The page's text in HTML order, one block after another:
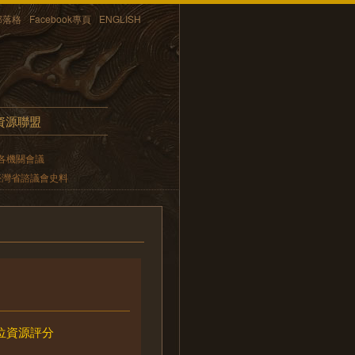
格 Facebook專頁 ENGLISH
源聯盟
機關會議
省諮議會史料
資源評分